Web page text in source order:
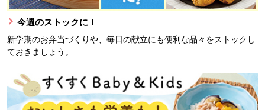
今週のストックに！
新学期のお弁当づくりや、毎日の献立にも便利な品々をストックし
ておきましょう。